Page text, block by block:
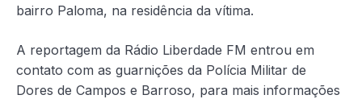
bairro Paloma, na residência da vítima.
A reportagem da Rádio Liberdade FM entrou em
contato com as guarnições da Polícia Militar de
Dores de Campos e Barroso, para mais informações